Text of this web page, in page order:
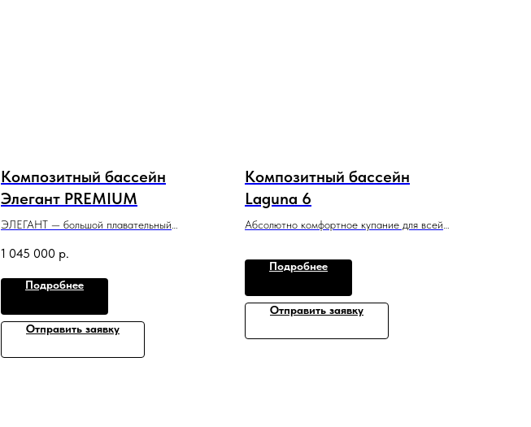
Композитный бассейн
Элегант PREMIUM
ЭЛЕГАНТ — большой плавательный
полностью оправдывает название модели.
7,2 м x 3,2 м x 1,3−1,75 м
1 045 000 р.
Подробнее
Отправить заявку
Композитный бассейн
Laguna 6
Абсолютно комфортное купание для всей
6 м x 3 м x 1,55 м
Подробнее
Отправить заявку